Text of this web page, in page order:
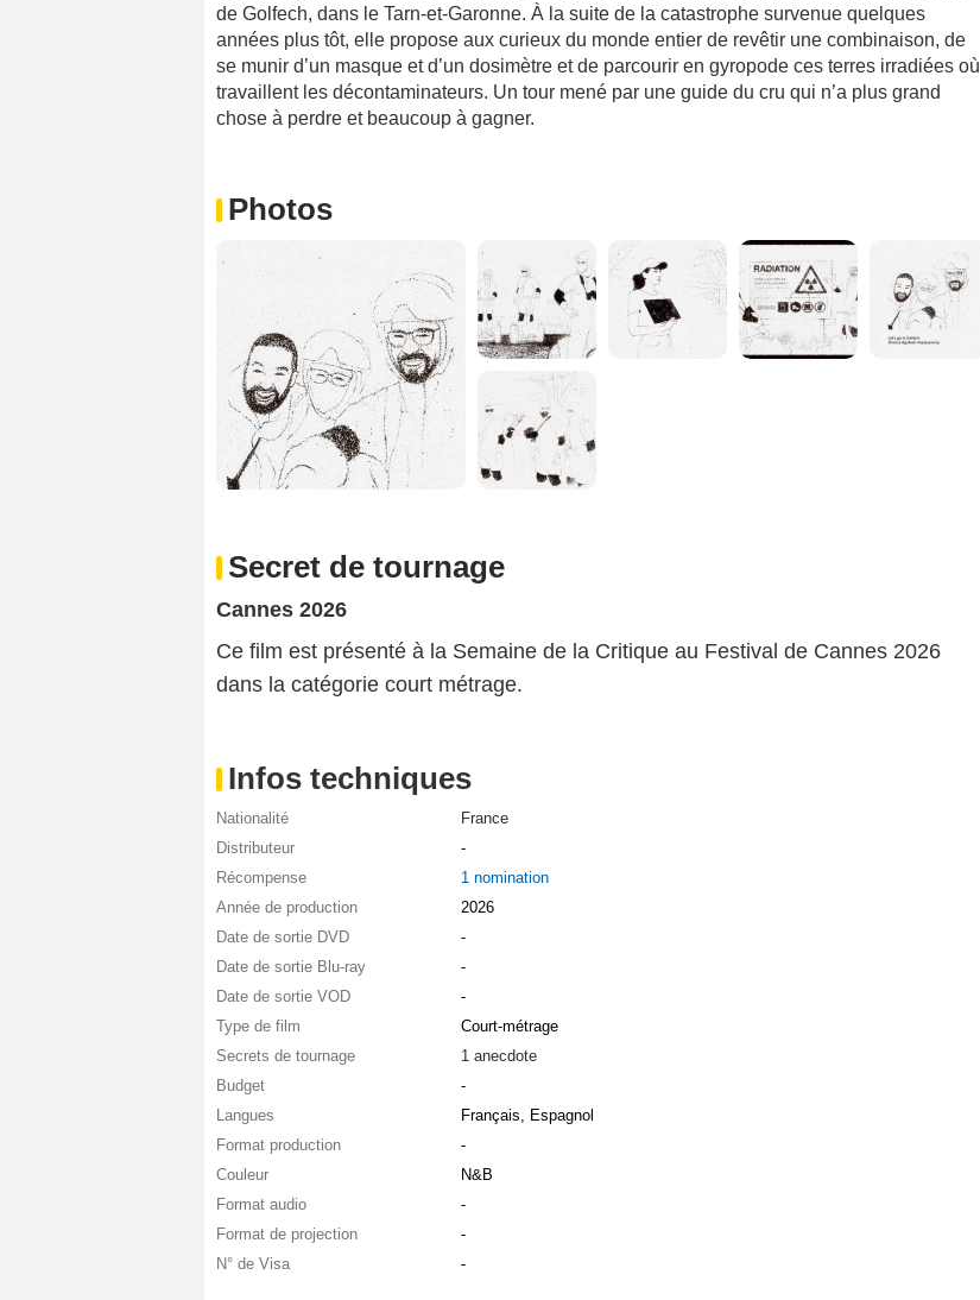
de Golfech, dans le Tarn-et-Garonne. À la suite de la catastrophe survenue quelques
années plus tôt, elle propose aux curieux du monde entier de revêtir une combinaison, de
se munir d’un masque et d’un dosimètre et de parcourir en gyropode ces terres irradiées où
travaillent les décontaminateurs. Un tour mené par une guide du cru qui n’a plus grand
chose à perdre et beaucoup à gagner.
Photos
Secret de tournage
Cannes 2026
Ce film est présenté à la Semaine de la Critique au Festival de Cannes 2026
dans la catégorie court métrage.
Infos techniques
Nationalité
France
Distributeur
-
Récompense
1 nomination
Année de production
2026
Date de sortie DVD
-
Date de sortie Blu-ray
-
Date de sortie VOD
-
Type de film
Court-métrage
Secrets de tournage
1 anecdote
Budget
-
Langues
Français, Espagnol
Format production
-
Couleur
N&B
Format audio
-
Format de projection
-
N° de Visa
-